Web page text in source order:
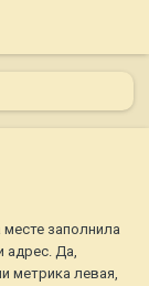
заполнила
адрес. Да,
метрика левая,